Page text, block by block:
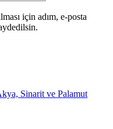
için adım, e-posta